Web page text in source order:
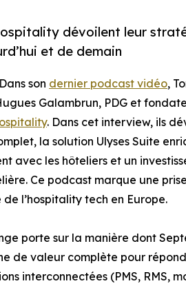
dévoilent leur
et de demain
son dernier podcast vidéo,
Galambrun, PDG et
. Dans cet interview, ils
la solution Ulyses Suite
avec les hôteliers et un
Ce podcast marque une
l’hospitality tech en Europe.
porte sur la manière dont
de valeur complète pour
interconnectées (PMS, RMS,